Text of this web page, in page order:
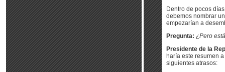
Dentro de pocos
debemos nombrar
empezarían a
Pregunta: ¿Pero
Presidente de la
haría este resumen
siguientes atrasos: